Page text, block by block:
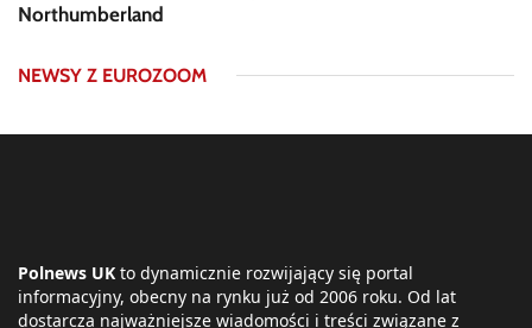
Northumberland
NEWSY Z EUROZOOM
Polnews UK to dynamicznie rozwijający się portal
informacyjny, obecny na rynku już od 2006 roku. Od lat
dostarcza najważniejsze wiadomości i treści związane z